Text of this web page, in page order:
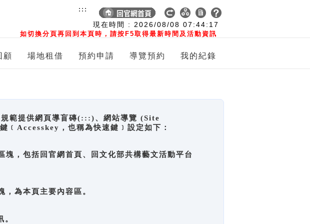
現在時間 : 2026/08/08 07:44:18
如切換分頁再回到本頁時，請按F5取得最新時間及活動資訊
:::
顧 場地租借 預約申請 導覽預約 我的紀錄
規範提供網頁導盲磚(:::)、網站導覽 (Site
，也稱為快速鍵﹞設定如下：
包括回官網首頁、回文化部共構藝文活動平台
為本頁主要內容區。